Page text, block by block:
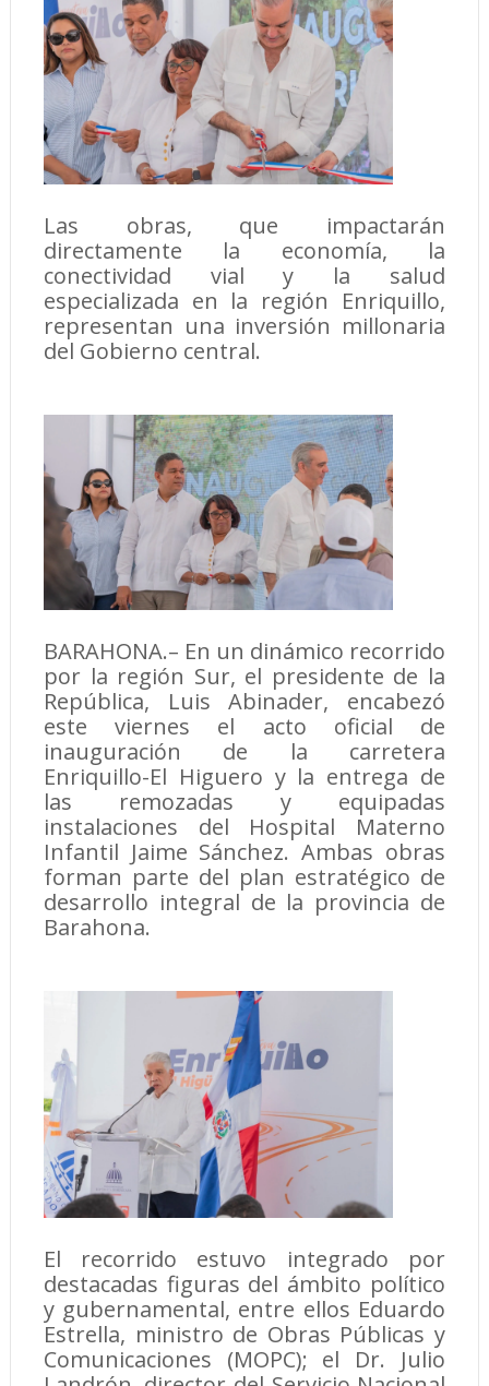
Las obras, que impactarán
directamente la economía, la
conectividad vial y la salud
especializada en la región Enriquillo,
representan una inversión millonaria
del Gobierno central.
BARAHONA.– En un dinámico recorrido
por la región Sur, el presidente de la
República, Luis Abinader, encabezó
este viernes el acto oficial de
inauguración de la carretera
Enriquillo-El Higuero y la entrega de
las remozadas y equipadas
instalaciones del Hospital Materno
Infantil Jaime Sánchez. Ambas obras
forman parte del plan estratégico de
desarrollo integral de la provincia de
Barahona.
El recorrido estuvo integrado por
destacadas figuras del ámbito político
y gubernamental, entre ellos Eduardo
Estrella, ministro de Obras Públicas y
Comunicaciones (MOPC); el Dr. Julio